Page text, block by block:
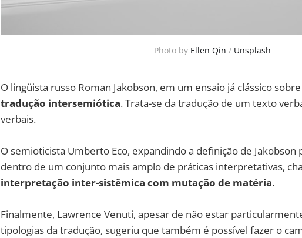
Photo by Ellen Qin / Unsplash
O lingüista russo Roman Jakobson, em um ensaio já clássico
tradução intersemiótica. Trata-se da tradução de um texto
verbais.
O semioticista Umberto Eco, expandindo a definição de Jakobson
dentro de um conjunto mais amplo de práticas interpretativas,
interpretação inter-sistêmica com mutação de matéria.
Finalmente, Lawrence Venuti, apesar de não estar
tipologias da tradução, sugeriu que também é possível fazer o